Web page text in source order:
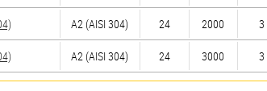
А2 (AISI 304) 24 2000 3
А2 (AISI 304) 24 3000 3